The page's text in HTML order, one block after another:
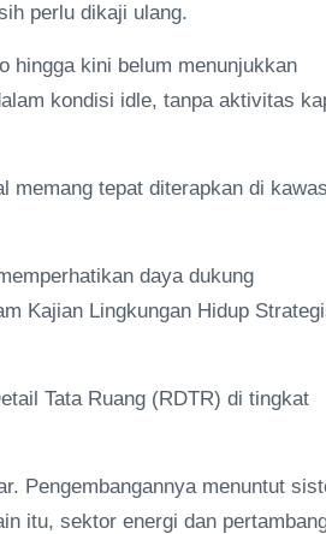
perlu dikaji ulang.
hingga kini belum menunjukkan
kondisi idle, tanpa aktivitas
memang tepat diterapkan di
daya dukung
Kajian Lingkungan Hidup
Tata Ruang (RDTR) di tingkat
Pengembangannya menuntut
itu, sektor energi dan